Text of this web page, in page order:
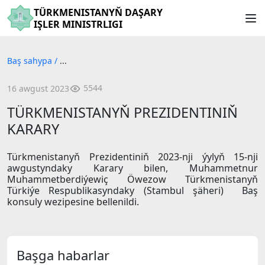
TÜRKMENISTANYŇ DAŞARY
IŞLER MINISTRLIGI
Baş sahypa / ...
16 awgust 2023 5544
TÜRKMENISTANYŇ PREZIDENTINIŇ
KARARY
Türkmenistanyň Prezidentiniň 2023-nji ýylyň 15-nji
awgustyndaky Karary bilen, Muhammetnur
Muhammetberdiýewiç Öwezow Türkmenistanyň
Türkiýe Respublikasyndaky (Stambul şäheri) Baş
konsuly wezipesine bellenildi.
Başga habarlar